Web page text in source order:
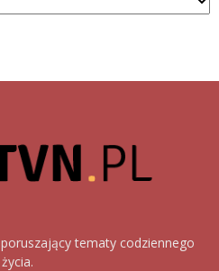
tematy codziennego
życia.